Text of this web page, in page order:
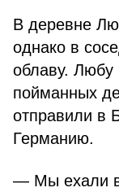
В деревне
однако в
облаву. Любу
пойманных
отправили в
Германию.
— Мы ехали в